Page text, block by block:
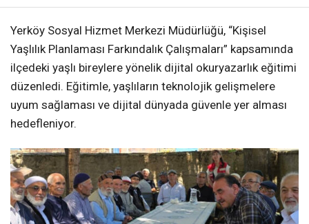
Yerköy Sosyal Hizmet Merkezi Müdürlüğü, “Kişisel
Yaşlılık Planlaması Farkındalık Çalışmaları” kapsamında
ilçedeki yaşlı bireylere yönelik dijital okuryazarlık eğitimi
düzenledi. Eğitimle, yaşlıların teknolojik gelişmelere
uyum sağlaması ve dijital dünyada güvenle yer alması
hedefleniyor.